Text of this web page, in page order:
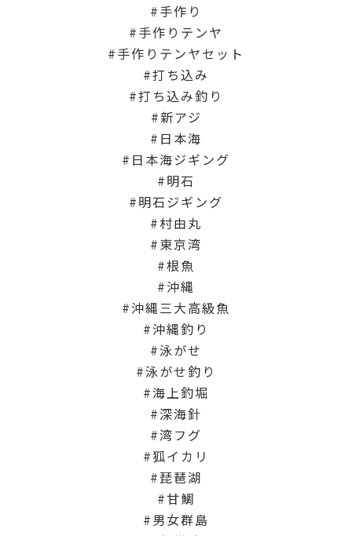
手作り
手作りテンヤ
手作りテンヤセット
打ち込み
打ち込み釣り
新アジ
日本海
日本海ジギング
明石
明石ジギング
村由丸
東京湾
根魚
沖縄
沖縄三大高級魚
沖縄釣り
泳がせ
泳がせ釣り
海上釣堀
深海針
湾フグ
狐イカリ
琵琶湖
甘鯛
男女群島